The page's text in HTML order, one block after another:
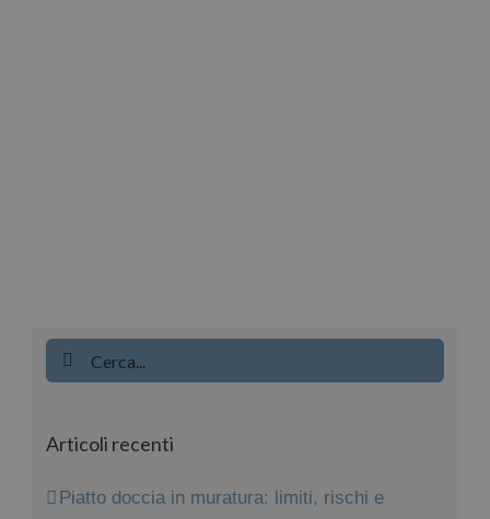
Cerca
per:
Articoli recenti
Piatto doccia in muratura: limiti, rischi e